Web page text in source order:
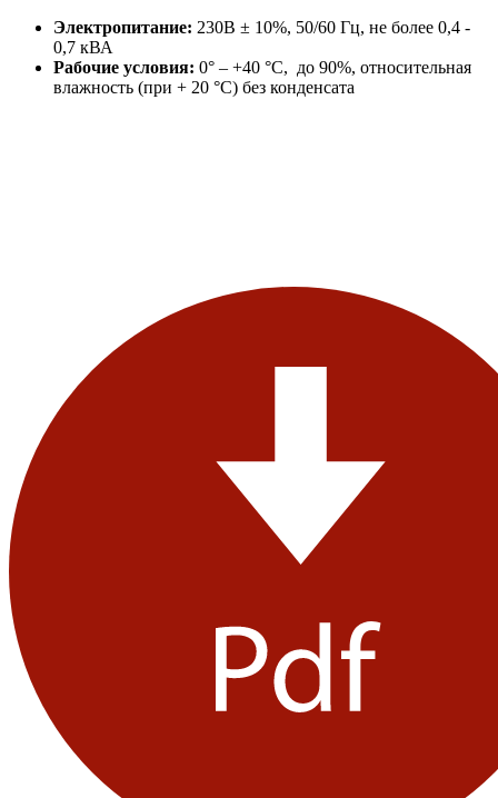
Электропитание: 230В ± 10%, 50/60 Гц, не более 0,4 -
0,7 кВА
Рабочие условия: 0° – +40 °С, до 90%, относительная
влажность (при + 20 °С) без конденсата